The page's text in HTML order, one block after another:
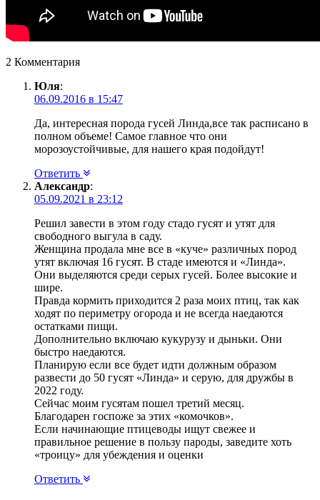
2 Комментария
Юля:
06.09.2016 в 15:47
Да, интересная порода гусей Линда,все так расписано в
полном объеме! Самое главное что они
морозоустойчивые, для нашего края подойдут!
Ответить
Александр:
05.09.2021 в 23:12
Решил завести в этом году стадо гусят и утят для
свободного выгула в саду.
Женщина продала мне все в «куче» различных пород
утят включая 16 гусят. В стаде имеются и «Линда».
Они выделяются среди серых гусей. Более высокие и
шире.
Правда кормить приходится 2 раза моих птиц, так как
ходят по периметру огорода и не всегда наедаются
остатками пищи.
Дополнительно включаю кукурузу и дыньки. Они
быстро наедаются.
Планирую если все будет идти должным образом
развести до 50 гусят «Линда» и серую, для дружбы в
2022 году.
Сейчас моим гусятам пошел третий месяц.
Благодарен госпоже за этих «комочков».
Если начинающие птицеводы ищут свежее и
правильное решение в пользу пароды, заведите хоть
«троицу» для убеждения и оценки
Ответить